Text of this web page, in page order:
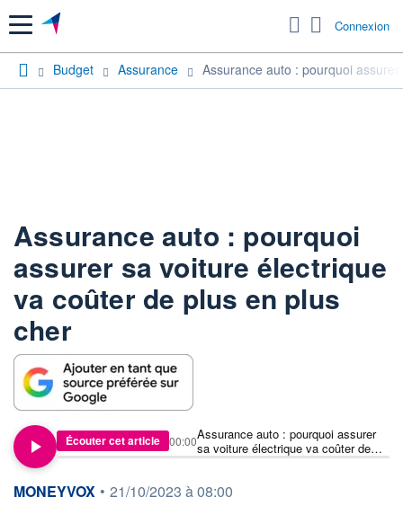
Menu Connexion
Budget Assurance Assurance auto : pourquoi
Assurance auto : pourquoi
assurer sa voiture électrique
va coûter de plus en plus
cher
Écouter cet article
Assurance auto : pourquoi assurer
sa voiture électrique va coûter de
plus en plus cher
00:00
information fournie par
MONEYVOX • 21/10/2023 à 08:00